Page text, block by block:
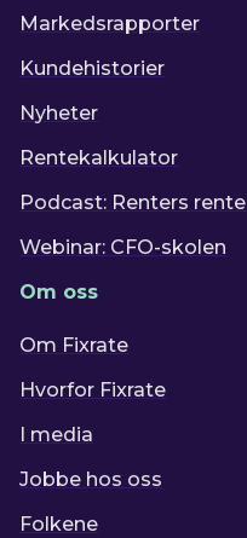
Markedsrapporter
Kundehistorier
Nyheter
Rentekalkulator
Podcast: Renters rente
Webinar: CFO-skolen
Om oss
Om Fixrate
Hvorfor Fixrate
I media
Jobbe hos oss
Folkene